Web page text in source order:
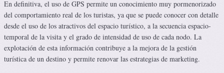
En definitiva, el uso de GPS permite un conocimiento muy pormenorizado
del comportamiento real de los turistas, ya que se puede conocer con detalle
desde el uso de los atractivos del espacio turístico, a la secuencia espacio-
temporal de la visita y el grado de intensidad de uso de cada nodo. La
explotación de esta información contribuye a la mejora de la gestión
turística de un destino y permite renovar las estrategias de marketing.